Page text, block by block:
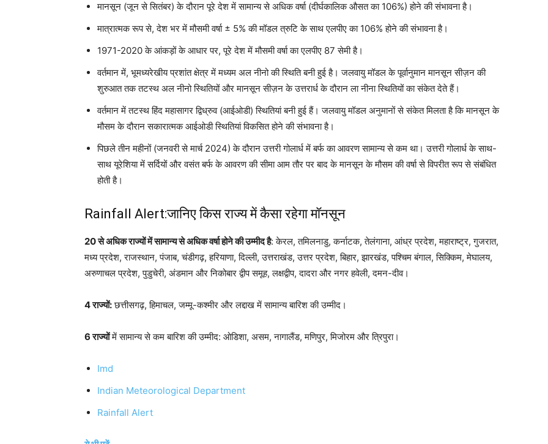
मानसून (जून से सितंबर) के दौरान पूरे देश में सामान्य से अधिक वर्षा (दीर्घकालिक औसत का 106%) होने की संभावना है।
मात्रात्मक रूप से, देश भर में मौसमी वर्षा ± 5% की मॉडल त्रुटि के साथ एलपीए का 106% होने की संभावना है।
1971-2020 के आंकड़ों के आधार पर, पूरे देश में मौसमी वर्षा का एलपीए 87 सेमी है।
वर्तमान में, भूमध्यरेखीय प्रशांत क्षेत्र में मध्यम अल नीनो की स्थिति बनी हुई है। जलवायु मॉडल के पूर्वानुमान मानसून सीज़न की
शुरुआत तक तटस्थ अल नीनो स्थितियों और मानसून सीज़न के उत्तरार्ध के दौरान ला नीना स्थितियों का संकेत देते हैं।
वर्तमान में तटस्थ हिंद महासागर द्विध्रुव (आईओडी) स्थितियां बनी हुई हैं। जलवायु मॉडल अनुमानों से संकेत मिलता है कि मानसून के
मौसम के दौरान सकारात्मक आईओडी स्थितियां विकसित होने की संभावना है।
पिछले तीन महीनों (जनवरी से मार्च 2024) के दौरान उत्तरी गोलार्ध में बर्फ का आवरण सामान्य से कम था। उत्तरी गोलार्ध के साथ-
साथ यूरेशिया में सर्दियों और वसंत बर्फ के आवरण की सीमा आम तौर पर बाद के मानसून के मौसम की वर्षा से विपरीत रूप से संबंधित
होती है।
Rainfall Alert:जानिए किस राज्य में कैसा रहेगा मॉनसून
20 से अधिक राज्यों में सामान्य से अधिक वर्षा होने की उम्मीद है: केरल, तमिलनाडु, कर्नाटक, तेलंगाना, आंध्र प्रदेश, महाराष्ट्र, गुजरात,
मध्य प्रदेश, राजस्थान, पंजाब, चंडीगढ़, हरियाणा, दिल्ली, उत्तराखंड, उत्तर प्रदेश, बिहार, झारखंड, पश्चिम बंगाल, सिक्किम, मेघालय,
अरुणाचल प्रदेश, पुडुचेरी, अंडमान और निकोबार द्वीप समूह, लक्षद्वीप, दादरा और नगर हवेली, दमन-दीव।
4 राज्यों:छत्तीसगढ़, हिमाचल, जम्मू-कश्मीर और लद्दाख में सामान्य बारिश की उम्मीद।
6 राज्योंमें सामान्य से कम बारिश की उम्मीद: ओडिशा, असम, नागालैंड, मणिपुर, मिजोरम और त्रिपुरा।
Imd
Indian Meteorological Department
Rainfall Alert